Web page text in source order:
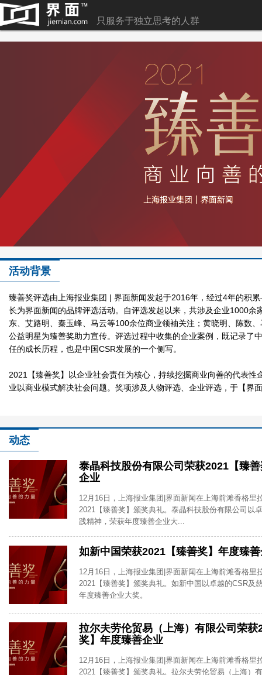
只服务于独立思考的人群
活动背景
臻善奖评选由上海报业集团 | 界面新闻发起于2016年，经过4年的积
长为界面新闻的品牌评选活动。自评选发起以来，共涉及企业1000余
东、艾路明、秦玉峰、马云等100余位商业领袖关注；黄晓明、陈数
公益明星为臻善奖助力宣传。评选过程中收集的企业案例，既记录了
任的成长历程，也是中国CSR发展的一个侧写。
2021【臻善奖】以企业社会责任为核心，持续挖掘商业向善的代表性
业以商业模式解决社会问题。奖项涉及人物评选、企业评选，于【界
动态
泰晶科技股份有限公司荣获2021【臻
企业
12月16日，上海报业集团|界面新闻在上海前滩香格里
2021【臻善奖】颁奖典礼。泰晶科技股份有限公司以
践精神，荣获年度臻善企业大...
如新中国荣获2021【臻善奖】年度臻
12月16日，上海报业集团|界面新闻在上海前滩香格里
2021【臻善奖】颁奖典礼。如新中国以卓越的CSR及
年度臻善企业大奖。
拉尔夫劳伦贸易（上海）有限公司荣获
奖】年度臻善企业
12月16日，上海报业集团|界面新闻在上海前滩香格里
2021【臻善奖】颁奖典礼。拉尔夫劳伦贸易（上海）